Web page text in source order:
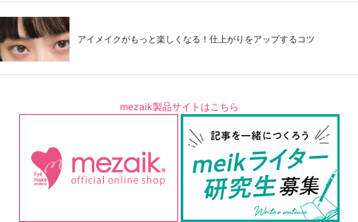
アイメイクがもっと楽しくなる！仕上がりをアップするコツ
mezaik製品サイトはこちら